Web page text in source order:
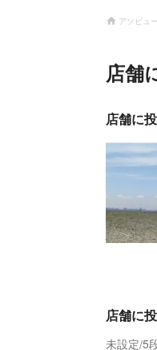
アソビュ
店舗
店舗に
店舗に
未設定/5